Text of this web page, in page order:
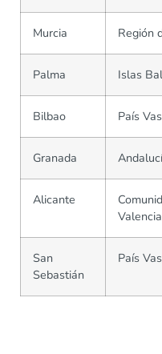
Murcia Región
Palma Islas
Bilbao País
Granada
Alicante
San
Sebastián
País